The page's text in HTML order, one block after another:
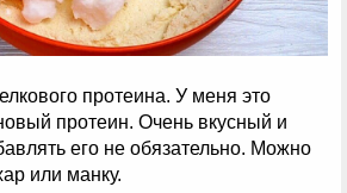
протеина. У меня это
протеин. Очень вкусный и
его не обязательно. Можно
или манку.